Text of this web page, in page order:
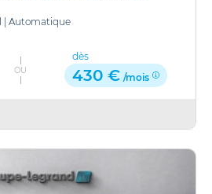
Automatique
OU
dès
430 € /mois